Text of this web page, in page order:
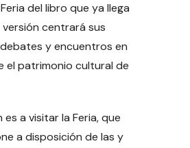
del libro que ya llega
versión centrará sus
y encuentros en
el patrimonio cultural de
es a visitar la Feria, que
a disposición de las y